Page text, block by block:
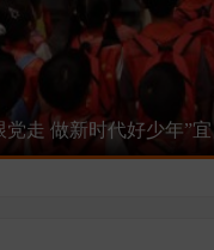
无惧高温“烤”验 80余名青年志